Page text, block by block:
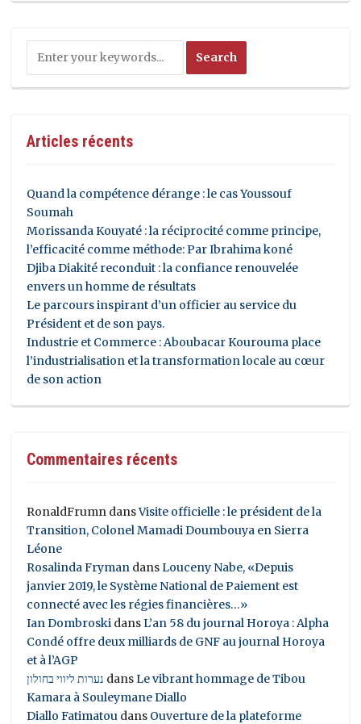
Articles récents
Quand la compétence dérange : le cas Youssouf
Soumah
Morissanda Kouyaté : la réciprocité comme principe,
l’efficacité comme méthode: Par Ibrahima koné
Djiba Diakité reconduit : la confiance renouvelée
envers un homme de résultats
Le parcours inspirant d’un officier au service du
Président et de son pays.
Industrie et Commerce : Aboubacar Kourouma place
l’industrialisation et la transformation locale au cœur
de son action
Commentaires récents
RonaldFrumn dansVisite officielle : le président de la
Transition, Colonel Mamadi Doumbouya en Sierra
Léone
Rosalinda Fryman dansLouceny Nabe, «Depuis
janvier 2019, le Système National de Paiement est
connecté avec les régies financières…»
Ian Dombroski dansL’an 58 du journal Horoya : Alpha
Condé offre deux milliards de GNF au journal Horoya
et à l’AGP
נערות ליווי בחולון dansLe vibrant hommage de Tibou
Kamara à Souleymane Diallo
Diallo Fatimatou dans Ouverture de la plateforme